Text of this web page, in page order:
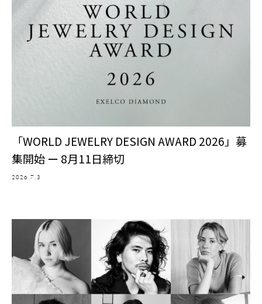
「WORLD JEWELRY DESIGN AWARD 2026」募
集開始 ー 8月11日締切
2026.7.3